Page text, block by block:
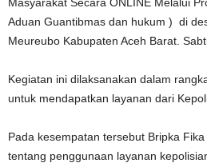
Aduan Guantibmas dan hukum ) di
Meureubo Kabupaten Aceh Barat.
Kegiatan ini dilaksanakan dalam
untuk mendapatkan layanan dari
Pada kesempatan tersebut Bripka
tentang penggunaan layanan